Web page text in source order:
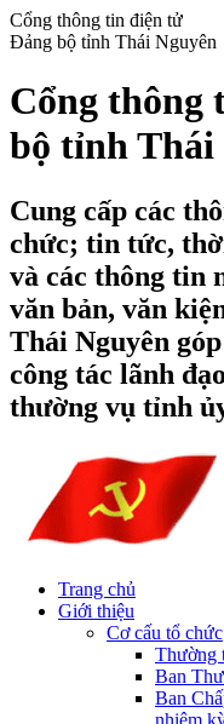
Cổng thông tin điện tử
Đảng bộ tỉnh Thái Nguyên
Cổng thông
bộ tỉnh Thái
Cung cấp các
chức; tin tức,
và các thông tin
văn bản, văn
Thái Nguyên
công tác lãnh
thường vụ tỉnh
Trang chủ
Giới thiệu
Cơ cấu tổ chức
Thường
Ban
Ban
nhiệm